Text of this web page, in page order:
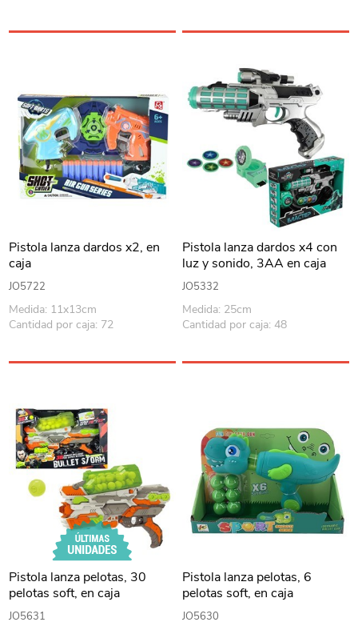
Pistola lanza dardos x2, en
caja
JO5722
Medida: 11x13cm
Cantidad por caja: 72
Pistola lanza dardos x4 con
luz y sonido, 3AA en caja
JO5332
Medida: 25cm
Cantidad por caja: 48
Pistola lanza pelotas, 30
pelotas soft, en caja
JO5631
Pistola lanza pelotas, 6
pelotas soft, en caja
JO5630